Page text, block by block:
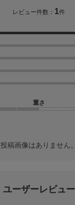
レビュー件数： 1件
重さ
投稿画像はありません。
ユーザーレビュー